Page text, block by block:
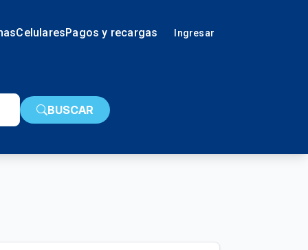
CelularesPagos y recargas Ingresar
BUSCAR